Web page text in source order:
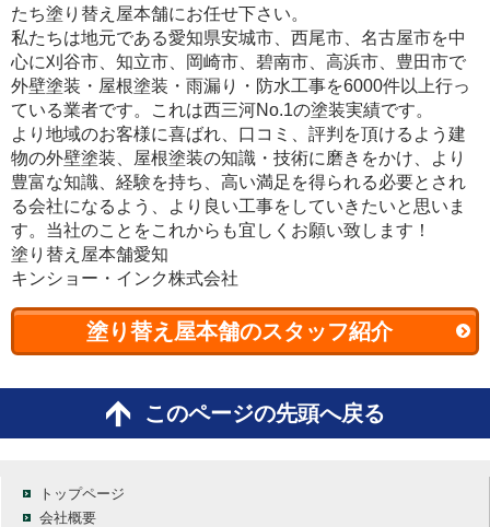
たち塗り替え屋本舗にお任せ下さい。
私たちは地元である愛知県安城市、西尾市、名古屋市を中
心に刈谷市、知立市、岡崎市、碧南市、高浜市、豊田市で
外壁塗装・屋根塗装・雨漏り・防水工事を6000件以上行っ
ている業者です。これは西三河No.1の塗装実績です。
より地域のお客様に喜ばれ、口コミ、評判を頂けるよう建
物の外壁塗装、屋根塗装の知識・技術に磨きをかけ、より
豊富な知識、経験を持ち、高い満足を得られる必要とされ
る会社になるよう、より良い工事をしていきたいと思いま
す。当社のことをこれからも宜しくお願い致します！
塗り替え屋本舗愛知
キンショー・インク株式会社
塗り替え屋本舗のスタッフ紹介
このページの先頭へ戻る
トップページ
会社概要